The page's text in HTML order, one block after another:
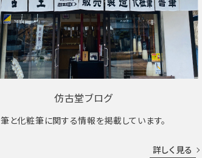
仿古堂ブログ
筆と化粧筆に関する情報を掲載しています。
詳しく見る